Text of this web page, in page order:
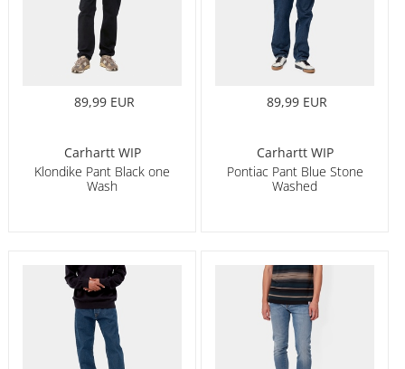
89,99 EUR
Carhartt WIP
Klondike Pant Black one
Wash
89,99 EUR
Carhartt WIP
Pontiac Pant Blue Stone
Washed